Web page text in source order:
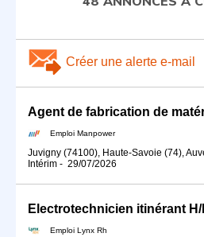
Créer une alerte e-mail
Emploi Manpower
Juvigny (74100), Haute-Savoie (74),
Intérim - 29/07/2026
Electrotechnicien itinérant H/
Emploi Lynx Rh